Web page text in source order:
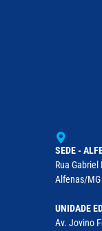
SEDE -
Rua
Alfenas/MG
UNIDADE
Av. Jovino